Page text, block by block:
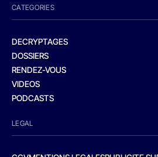
CATEGORIES
DECRYPTAGES
DOSSIERS
RENDEZ-VOUS
VIDEOS
PODCASTS
LEGAL